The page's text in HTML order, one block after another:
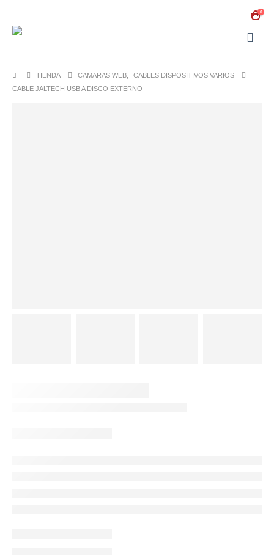
0
TIENDA CAMARAS WEB
CABLES DISPOSITIVOS VARIOS
CABLE JALTECH USB A DISCO EXTERNO